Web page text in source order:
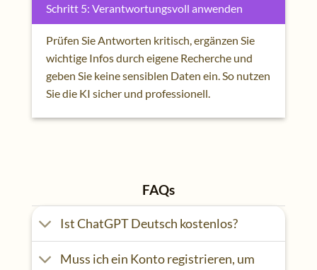
Schritt 5: Verantwortungsvoll anwenden
Prüfen Sie Antworten kritisch, ergänzen Sie
wichtige Infos durch eigene Recherche und
geben Sie keine sensiblen Daten ein. So nutzen
Sie die KI sicher und professionell.
FAQs
Ist ChatGPT Deutsch kostenlos?
Muss ich ein Konto registrieren, um